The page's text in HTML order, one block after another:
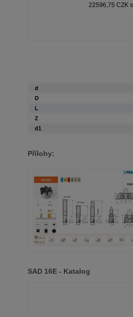
22596,75 CZK
d
D
L
Z
d1
Přílohy:
SAD 16E - Katalog